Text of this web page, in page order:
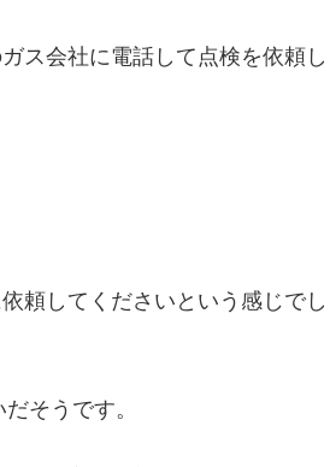
ス会社に電話して点検を依頼し
頼してくださいという感じでし
そうです。